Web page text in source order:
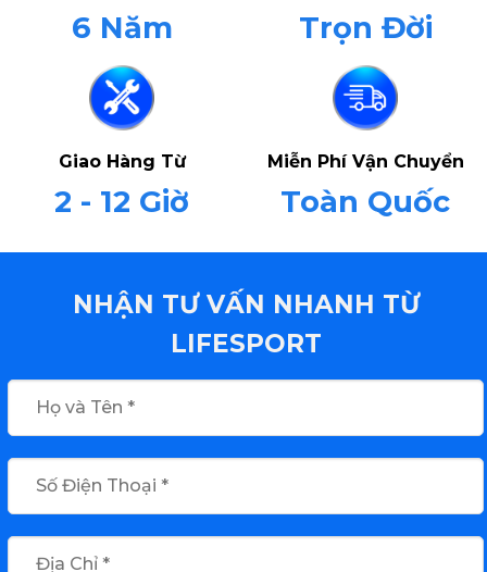
6 Năm Trọn Đời
Giao Hàng Từ
2 - 12 Giờ
Miễn Phí Vận Chuyển
Toàn Quốc
NHẬN TƯ VẤN NHANH TỪ
LIFESPORT